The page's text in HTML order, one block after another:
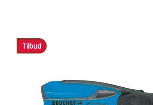
Tilbud